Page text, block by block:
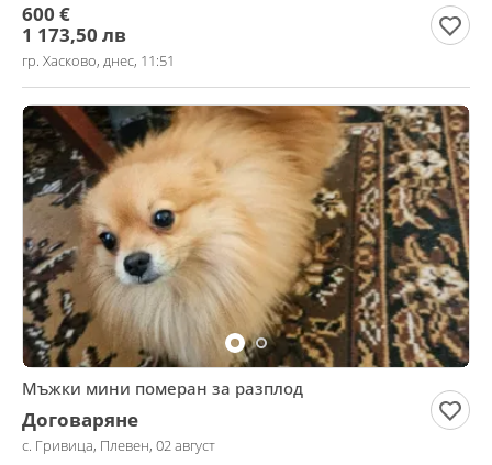
600 €
1 173,50 лв
гр. Хасково, днес, 11:51
Мъжки мини померан за разплод
Договаряне
с. Гривица, Плевен, 02 август